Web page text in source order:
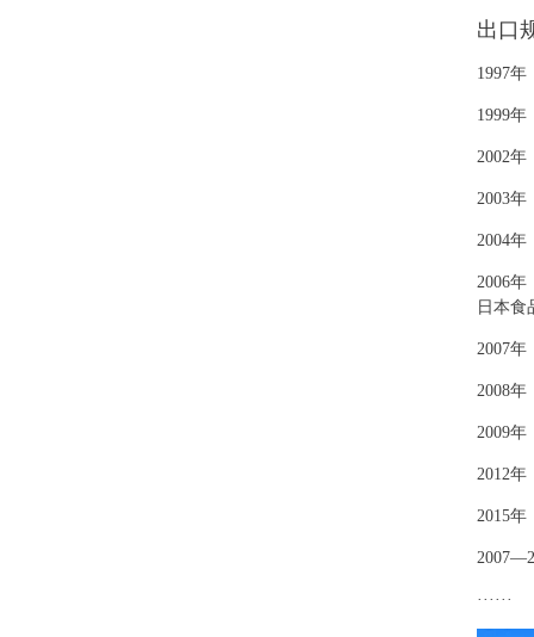
出口
1997
1999
2002年
2003
2004年
2006
日本食
2007年
2008年
2009年
2012年
2015年
······